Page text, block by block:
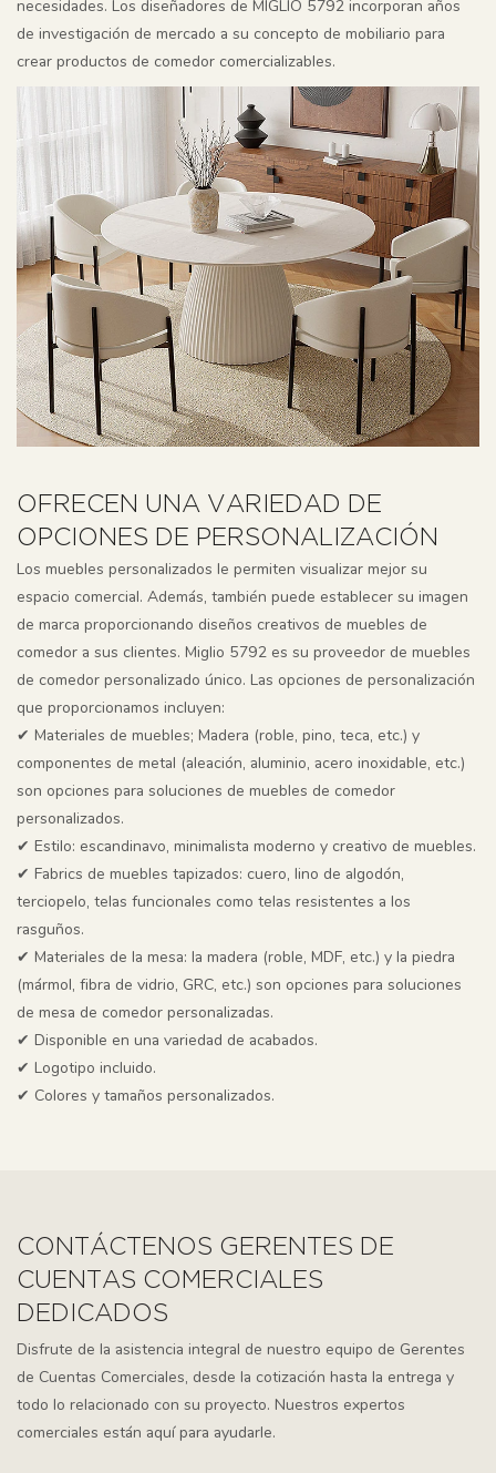
necesidades. Los diseñadores de MIGLIO 5792 incorporan años
de investigación de mercado a su concepto de mobiliario para
crear productos de comedor comercializables.
OFRECEN UNA VARIEDAD DE
OPCIONES DE PERSONALIZACIÓN
Los muebles personalizados le permiten visualizar mejor su
espacio comercial. Además, también puede establecer su imagen
de marca proporcionando diseños creativos de muebles de
comedor a sus clientes. Miglio 5792 es su proveedor de muebles
de comedor personalizado único. Las opciones de personalización
que proporcionamos incluyen:
✔ Materiales de muebles; Madera (roble, pino, teca, etc.) y
componentes de metal (aleación, aluminio, acero inoxidable, etc.)
son opciones para soluciones de muebles de comedor
personalizados.
✔ Estilo: escandinavo, minimalista moderno y creativo de muebles.
✔ Fabrics de muebles tapizados: cuero, lino de algodón,
terciopelo, telas funcionales como telas resistentes a los
rasguños.
✔ Materiales de la mesa: la madera (roble, MDF, etc.) y la piedra
(mármol, fibra de vidrio, GRC, etc.) son opciones para soluciones
de mesa de comedor personalizadas.
✔ Disponible en una variedad de acabados.
✔ Logotipo incluido.
✔ Colores y tamaños personalizados.
CONTÁCTENOS GERENTES DE
CUENTAS COMERCIALES
DEDICADOS
Disfrute de la asistencia integral de nuestro equipo de Gerentes
de Cuentas Comerciales, desde la cotización hasta la entrega y
todo lo relacionado con su proyecto. Nuestros expertos
comerciales están aquí para ayudarle.